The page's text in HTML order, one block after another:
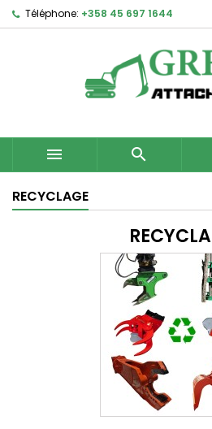
Téléphone: +358 45 697 1644
 
RECYCLAGE